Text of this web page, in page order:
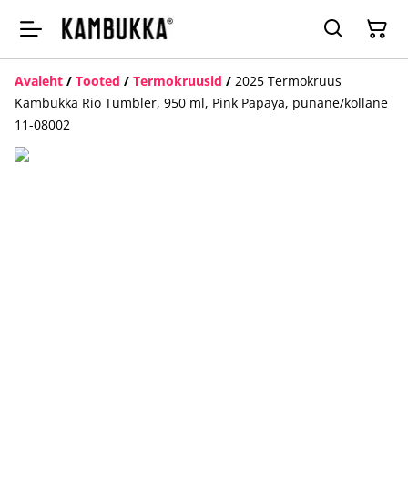
Avaleht / Tooted / Termokruusid / 2025 Termokruus
Kambukka Rio Tumbler, 950 ml, Pink Papaya, punane/kollane
11-08002